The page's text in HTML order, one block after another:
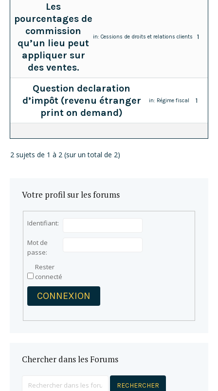
Les
pourcentages de
commission
qu’un lieu peut
appliquer sur
des ventes.
in: Cessions de droits et relations clients 1
Question declaration
d’impôt (revenu étranger
print on demand)
in: Régime fiscal 1
2 sujets de 1 à 2 (sur un total de 2)
Votre profil sur les forums
Identifiant:
Mot de
passe:
Rester
connecté
CONNEXION
Chercher dans les Forums